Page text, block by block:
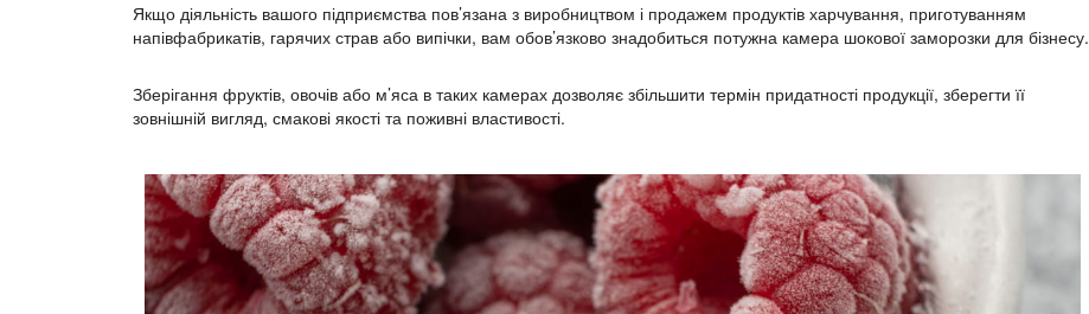
Якщо діяльність вашого підприємства пов’язана з виробництвом і продажем продуктів харчування, приготуванням
напівфабрикатів, гарячих страв або випічки, вам обов’язково знадобиться потужна камера шокової заморозки для бізнесу.
Зберігання фруктів, овочів або м’яса в таких камерах дозволяє збільшити термін придатності продукції, зберегти її
зовнішній вигляд, смакові якості та поживні властивості.